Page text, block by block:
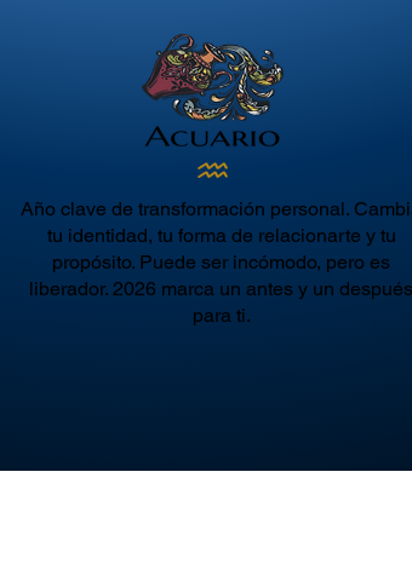
Año clave de transformación personal.
tu identidad, tu forma de relacionarte y tu
propósito. Puede ser incómodo, pero es
liberador. 2026 marca un antes y un después
para ti.